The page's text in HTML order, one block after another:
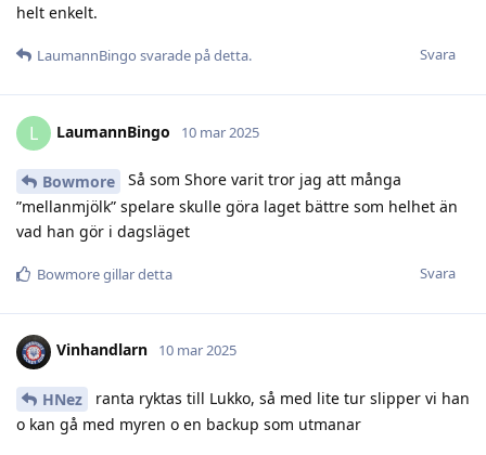
helt enkelt.
Svara
LaumannBingo svarade på detta.
L LaumannBingo 10 mar 2025
Bowmore
Så som Shore varit tror jag att många
”mellanmjölk” spelare skulle göra laget bättre som helhet än
vad han gör i dagsläget
Svara
Bowmoregillar detta
Vinhandlarn 10 mar 2025
HNez
ranta ryktas till Lukko, så med lite tur slipper vi han
o kan gå med myren o en backup som utmanar